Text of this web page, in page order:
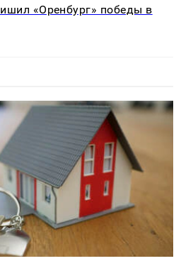
«Оренбург» победы в